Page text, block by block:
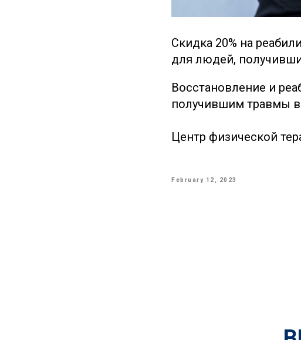
Скидка 20% на
для людей,
Восстановление и
получившим травмы в
Центр физической
February 12, 2023